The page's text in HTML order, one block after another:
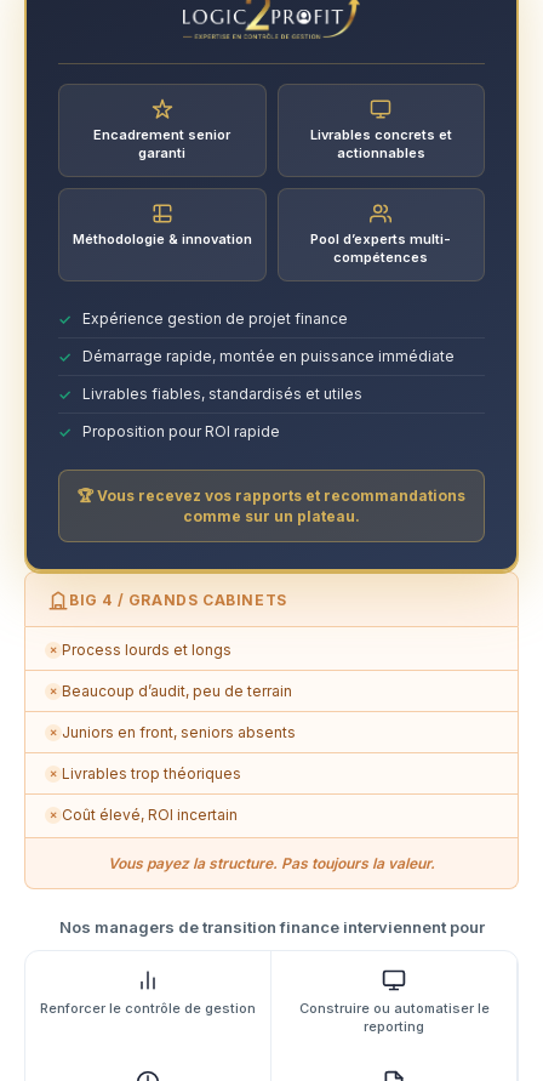
Encadrement senior
garanti
Livrables concrets et
actionnables
Méthodologie & innovation
Pool d’experts multi-
compétences
Expérience gestion de projet finance
Démarrage rapide, montée en puissance immédiate
Livrables fiables, standardisés et utiles
Proposition pour ROI rapide
🏆 Vous recevez vos rapports et recommandations
comme sur un plateau.
BIG 4 / GRANDS CABINETS
✗ Process lourds et longs
✗ Beaucoup d’audit, peu de terrain
✗ Juniors en front, seniors absents
✗ Livrables trop théoriques
✗ Coût élevé, ROI incertain
Vous payez la structure. Pas toujours la valeur.
Nos managers de transition finance interviennent pour
Renforcer le contrôle de gestion
Construire ou automatiser le
reporting